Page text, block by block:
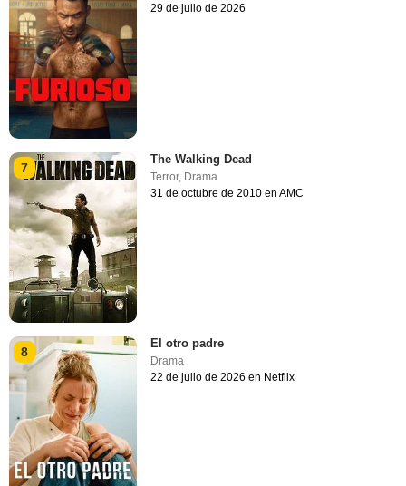
29 de julio de 2026
7
The Walking Dead
Terror, Drama
31 de octubre de 2010 en AMC
8
El otro padre
Drama
22 de julio de 2026 en Netflix